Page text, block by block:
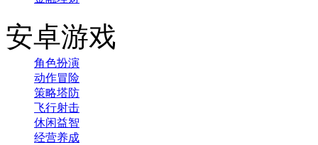
安卓游戏
角色扮演
动作冒险
策略塔防
飞行射击
休闲益智
经营养成